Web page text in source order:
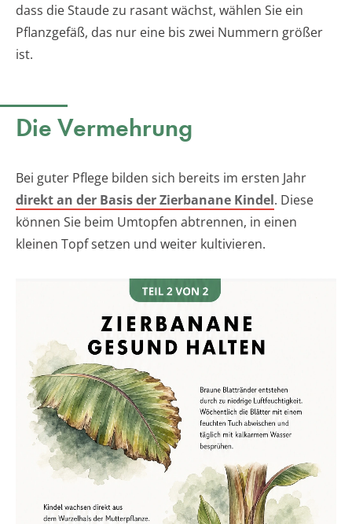
dass die Staude zu rasant wächst, wählen Sie ein
Pflanzgefäß, das nur eine bis zwei Nummern größer
ist.
Die Vermehrung
Bei guter Pflege bilden sich bereits im ersten Jahr
direkt an der Basis der Zierbanane Kindel. Diese
können Sie beim Umtopfen abtrennen, in einen
kleinen Topf setzen und weiter kultivieren.